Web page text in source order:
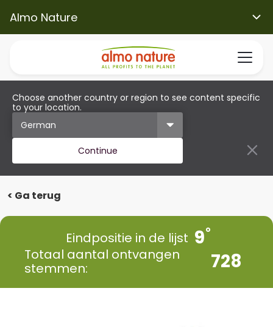
Almo Nature
Choose another country or region to see content specific
to your location.
Continue
< Ga terug
Eindpositie in de lijst 9
Totaal aantal ontvangen
stemmen:
728